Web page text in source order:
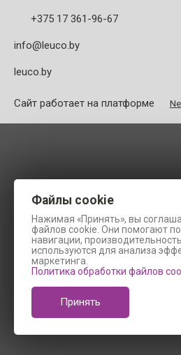
+375 17 361-96-67
info@leuco.by
leuco.by
Сайт работает на платформе
Файлы cookie
Нажимая «Принять», вы
файлов cookie. Они помогают
навигации,
используются для анализа
маркетинга.
Политика обработки файлов
Принять